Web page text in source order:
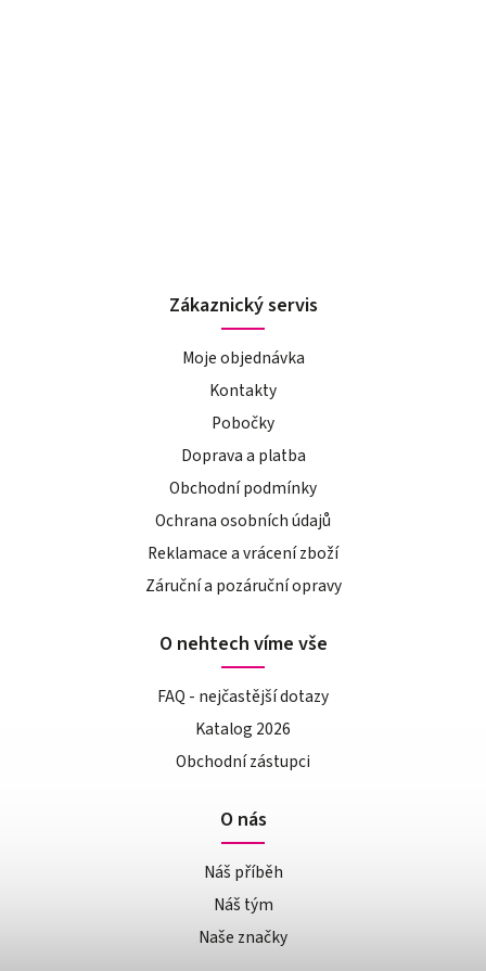
Zákaznický servis
Moje objednávka
Kontakty
Pobočky
Doprava a platba
Obchodní podmínky
Ochrana osobních údajů
Reklamace a vrácení zboží
Záruční a pozáruční opravy
O nehtech víme vše
FAQ - nejčastější dotazy
Katalog 2026
Obchodní zástupci
O nás
Náš příběh
Náš tým
Naše značky